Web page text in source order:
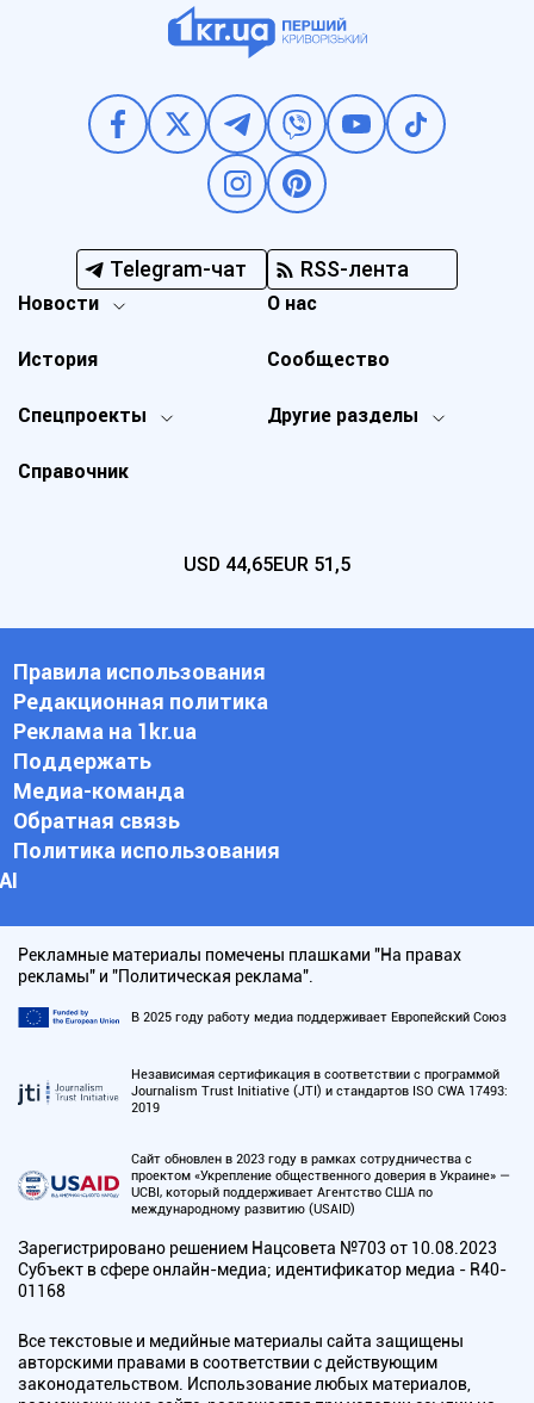
Telegram-чат RSS-лента
Новости
Спецпроекты Другие разделы
История
О нас
Справочник
Сообщество
USD 44,65EUR 51,5
Правила использования
Редакционная политика
Реклама на 1kr.ua
Поддержать
Медиа-команда
Обратная связь
Политика использования
АI
Рекламные материалы помечены плашками "На правах
рекламы" и "Политическая реклама".
В 2025 году работу медиа поддерживает Европейский Союз
Независимая сертификация в соответствии с программой
Journalism Trust Initiative (JTI) и стандартов ISO CWA 17493:
2019
Сайт обновлен в 2023 году в рамках сотрудничества с
проектом «Укрепление общественного доверия в Украине» —
UCBI, который поддерживает Агентство США по
международному развитию (USAID)
Зарегистрировано решением Нацсовета №703 от 10.08.2023
Субъект в сфере онлайн-медиа; идентификатор медиа - R40-
01168
Все текстовые и медийные материалы сайта защищены
авторскими правами в соответствии с действующим
законодательством. Использование любых материалов,